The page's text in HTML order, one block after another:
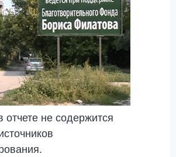
отчете не содержится